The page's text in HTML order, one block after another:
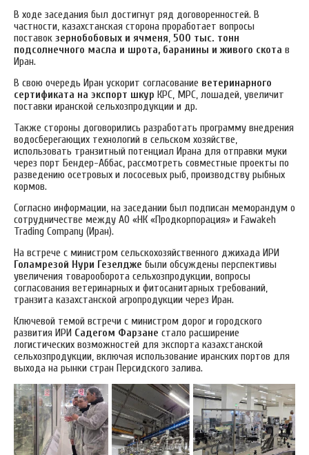
В ходе заседания был достигнут ряд договоренностей. В
частности, казахстанская сторона проработает вопросы
поставок зернобобовых и ячменя, 500 тыс. тонн
подсолнечного масла и шрота, баранины и живого скота в
Иран.
В свою очередь Иран ускорит согласование ветеринарного
сертификата на экспорт шкур КРС, МРС, лошадей, увеличит
поставки иранской сельхозпродукции и др.
Также стороны договорились разработать программу внедрения
водосберегающих технологий в сельском хозяйстве,
использовать транзитный потенциал Ирана для отправки муки
через порт Бендер-Аббас, рассмотреть совместные проекты по
разведению осетровых и лососевых рыб, производству рыбных
кормов.
Согласно информации, на заседании был подписан меморандум о
сотрудничестве между АО «НК «Продкорпорация» и Fawakeh
Trading Company (Иран).
На встрече с министром сельскохозяйственного джихада ИРИ
Голамрезой Нури Гезелдже были обсуждены перспективы
увеличения товарооборота сельхозпродукции, вопросы
согласования ветеринарных и фитосанитарных требований,
транзита казахстанской агропродукции через Иран.
Ключевой темой встречи с министром дорог и городского
развития ИРИ Садегом Фарзане стало расширение
логистических возможностей для экспорта казахстанской
сельхозпродукции, включая использование иранских портов для
выхода на рынки стран Персидского залива.